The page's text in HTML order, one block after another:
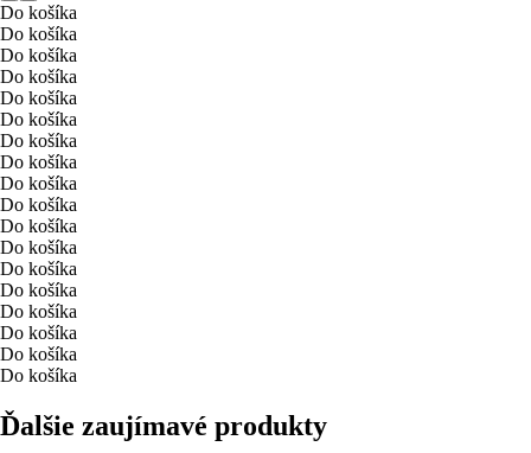
Do košíka
Do košíka
Do košíka
Do košíka
Do košíka
Do košíka
Do košíka
Do košíka
Do košíka
Do košíka
Do košíka
Do košíka
Do košíka
Do košíka
Do košíka
Do košíka
Do košíka
Do košíka
Ďalšie zaujímavé produkty